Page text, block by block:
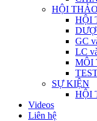
HỘI
HỘI
GC
LC
MÔI
SỰ KIỆN
HỘI
Videos
Liên hệ